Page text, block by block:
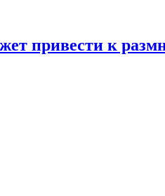
привести к